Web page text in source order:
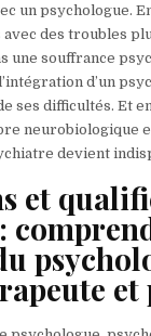
un psychologue.
des troubles
une souffrance
d’un
ses difficultés. Et
neurobiologique
devient
et